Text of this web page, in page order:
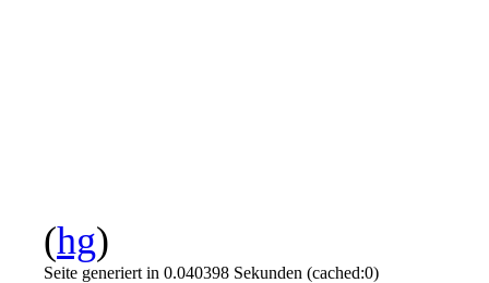
(hg)
Seite generiert in 0.040398 Sekunden (cached:0)